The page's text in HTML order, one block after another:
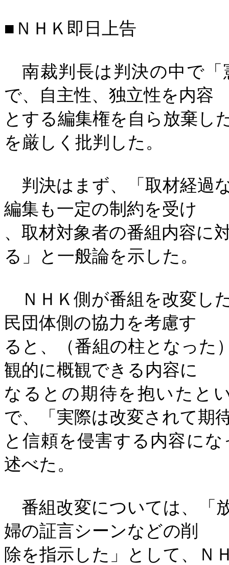
■ＮＨＫ即日上告
南裁判長は判決の中で「
で、自主性、独立性を内容
とする編集権を自ら放棄し
を厳しく批判した。
判決はまず、「取材経過
編集も一定の制約を受け
、取材対象者の番組内容に
る」と一般論を示した。
ＮＨＫ側が番組を改変し
民団体側の協力を考慮す
ると、（番組の柱となった
観的に概観できる内容に
なるとの期待を抱いたと
で、「実際は改変されて期
と信頼を侵害する内容に
述べた。
番組改変については、「
婦の証言シーンなどの削
除を指示した」として、Ｎ